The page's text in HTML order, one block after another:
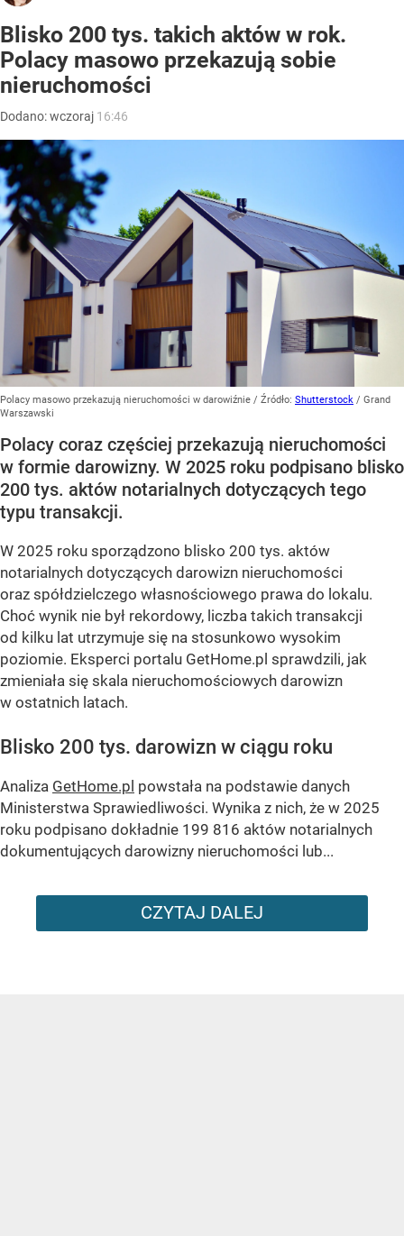
Blisko 200 tys. takich aktów w rok.
Polacy masowo przekazują sobie
nieruchomości
Dodano:wczoraj 16:46
Polacy masowo przekazują nieruchomości w darowiźnie / Źródło: Shutterstock / Grand
Warszawski
Polacy coraz częściej przekazują nieruchomości
w formie darowizny. W 2025 roku podpisano blisko
200 tys. aktów notarialnych dotyczących tego
typu transakcji.
W 2025 roku sporządzono blisko 200 tys. aktów
notarialnych dotyczących darowizn nieruchomości
oraz spółdzielczego własnościowego prawa do lokalu.
Choć wynik nie był rekordowy, liczba takich transakcji
od kilku lat utrzymuje się na stosunkowo wysokim
poziomie. Eksperci portalu GetHome.pl sprawdzili, jak
zmieniała się skala nieruchomościowych darowizn
w ostatnich latach.
Blisko 200 tys. darowizn w ciągu roku
Analiza GetHome.pl powstała na podstawie danych
Ministerstwa Sprawiedliwości. Wynika z nich, że w 2025
roku podpisano dokładnie 199 816 aktów notarialnych
dokumentujących darowizny nieruchomości lub...
CZYTAJ DALEJ